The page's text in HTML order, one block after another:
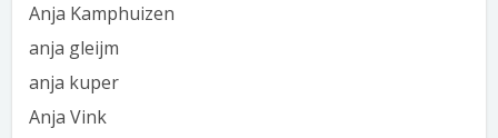
Anja Kamphuizen
anja gleijm
anja kuper
Anja Vink